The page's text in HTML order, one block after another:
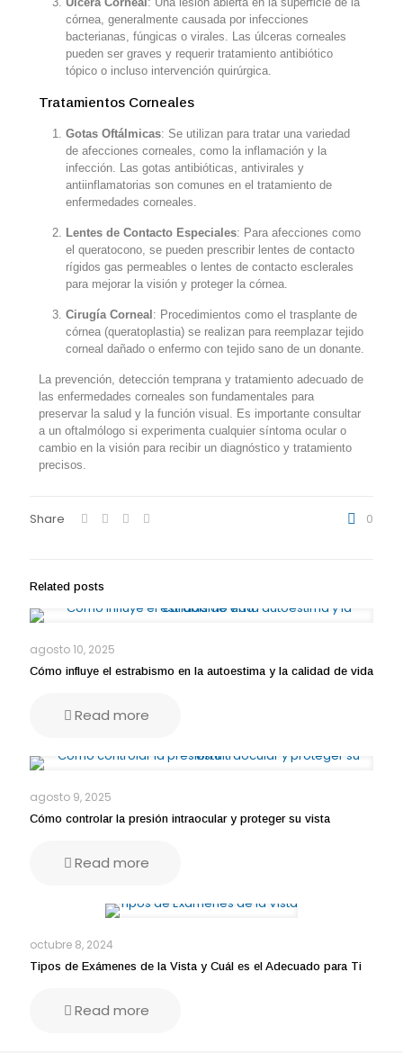
córnea, generalmente causada por infecciones
bacterianas, fúngicas o virales. Las úlceras corneales
pueden ser graves y requerir tratamiento antibiótico
tópico o incluso intervención quirúrgica.
Tratamientos Corneales
Gotas Oftálmicas: Se utilizan para tratar una variedad
de afecciones corneales, como la inflamación y la
infección. Las gotas antibióticas, antivirales y
antiinflamatorias son comunes en el tratamiento de
enfermedades corneales.
Lentes de Contacto Especiales: Para afecciones como
el queratocono, se pueden prescribir lentes de contacto
rígidos gas permeables o lentes de contacto esclerales
para mejorar la visión y proteger la córnea.
Cirugía Corneal : Procedimientos como el trasplante de
córnea (queratoplastia) se realizan para reemplazar tejido
corneal dañado o enfermo con tejido sano de un donante.
La prevención, detección temprana y tratamiento adecuado de
las enfermedades corneales son fundamentales para
preservar la salud y la función visual. Es importante consultar
a un oftalmólogo si experimenta cualquier síntoma ocular o
cambio en la visión para recibir un diagnóstico y tratamiento
precisos.
Share 0
Related posts
agosto 10, 2025
Cómo influye el estrabismo en la autoestima y la calidad de vida
Read more
agosto 9, 2025
Cómo controlar la presión intraocular y proteger su vista
Read more
octubre 8, 2024
Tipos de Exámenes de la Vista y Cuál es el Adecuado para Ti
Read more